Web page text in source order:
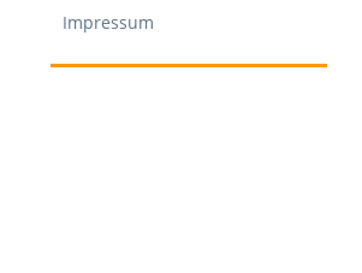
Impressum